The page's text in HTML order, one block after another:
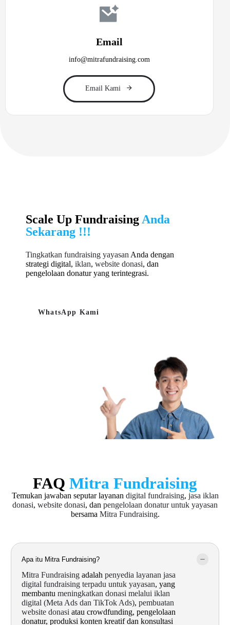
Email
info@mitrafundraising.com
Email Kami
Scale Up FundraisingAnda
Sekarang !!!
Tingkatkan fundraising yayasan Anda dengan
strategi digital, iklan, website donasi, dan
pengelolaan donatur yang terintegrasi.
WhatsApp Kami
FAQ Mitra Fundraising
Temukan jawaban seputar layanan digital fundraising, jasa iklan
donasi, website donasi, dan pengelolaan donatur untuk yayasan
bersama Mitra Fundraising.
Apa itu Mitra Fundraising?
Mitra Fundraising adalahpenyedia layanan jasa
digital fundraising terpadu untuk yayasan, yang
membantumeningkatkan donasi melalui iklan
digital (Meta Ads dan TikTok Ads),pembuatan
website donasi atau crowdfunding, pengelolaan
donatur, produksi konten kreatif dan konsultasi